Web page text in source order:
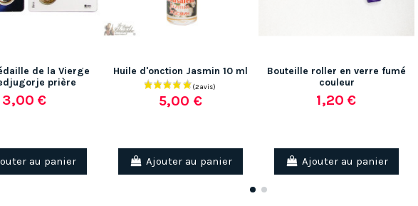
de la Vierge
prière
3,00 €
au panier
Huile d'onction Jasmin 10 ml
5,00 €
Ajouter au panier
Bouteille roller en verre fumé
couleur
1,20 €
Ajouter au panier